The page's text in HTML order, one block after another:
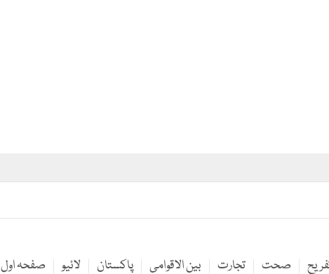
صفحہ اول لائیو پاکستان بین الاقوامی تجارت صحت